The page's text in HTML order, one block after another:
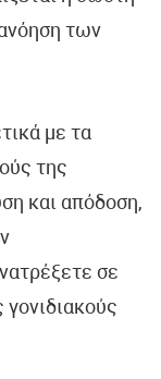
των
με τα
της
και απόδοση,
σε